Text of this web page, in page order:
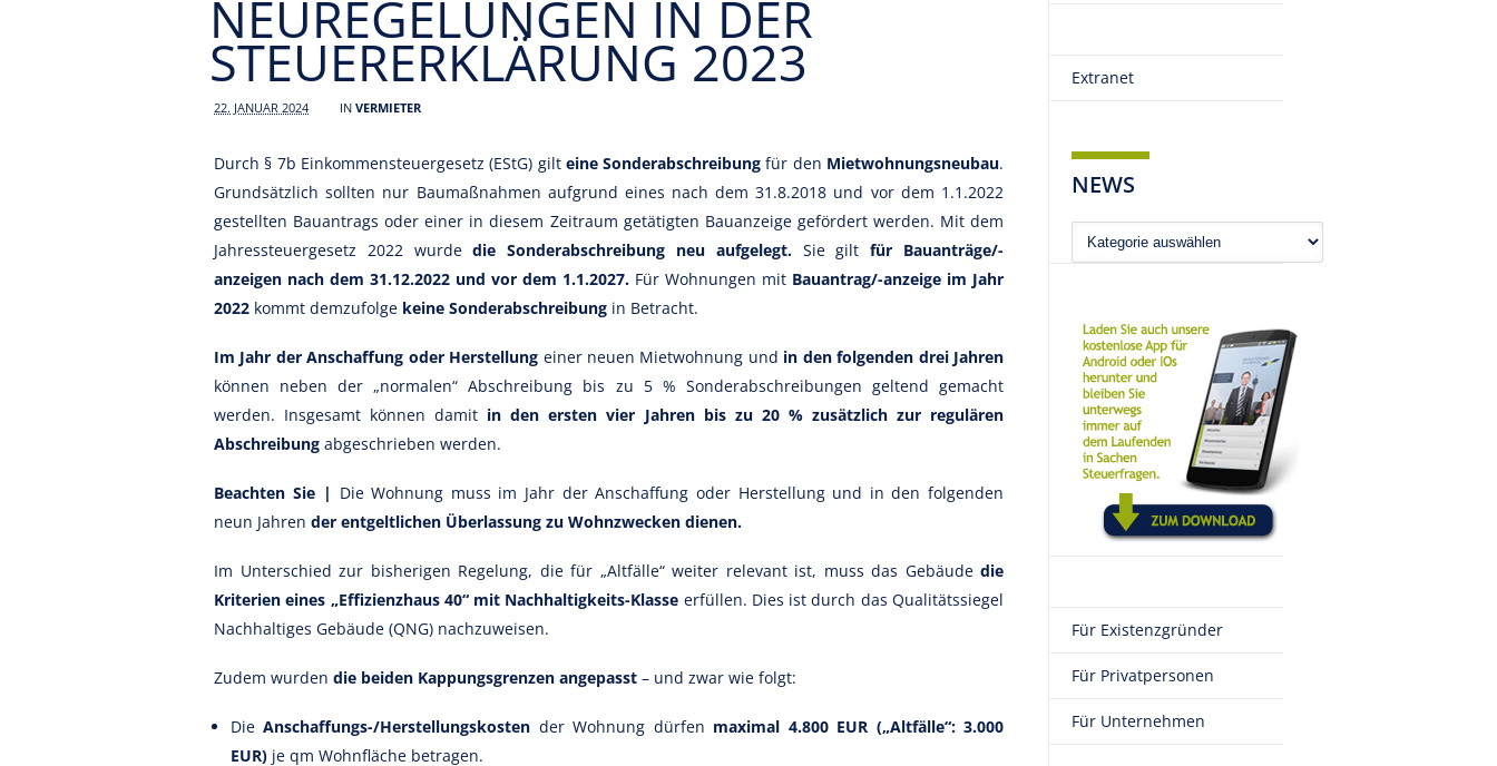
NEUREGELUNGEN IN DER
STEUERERKLÄRUNG 2023
22. JANUAR 2024 IN VERMIETER
Durch § 7b Einkommensteuergesetz (EStG) gilt eine Sonderabschreibung für den Mietwohnungsneubau.
Grundsätzlich sollten nur Baumaßnahmen aufgrund eines nach dem 31.8.2018 und vor dem 1.1.2022
gestellten Bauantrags oder einer in diesem Zeitraum getätigten Bauanzeige gefördert werden. Mit dem
Jahressteuergesetz 2022 wurdedie Sonderabschreibung neu aufgelegt.Sie giltfür Bauanträge/-
anzeigen nach dem 31.12.2022 und vor dem 1.1.2027. Für Wohnungen mit Bauantrag/-anzeige im Jahr
2022 kommt demzufolge keine Sonderabschreibung in Betracht.
Im Jahr der Anschaffung oder Herstellung einer neuen Mietwohnung und in den folgenden drei Jahren
können neben der „normalen“ Abschreibung bis zu 5 % Sonderabschreibungen geltend gemacht
werden. Insgesamt können damit in den ersten vier Jahren bis zu 20 % zusätzlich zur regulären
Abschreibung abgeschrieben werden.
Beachten Sie | Die Wohnung muss im Jahr der Anschaffung oder Herstellung und in den folgenden
neun Jahren der entgeltlichen Überlassung zu Wohnzwecken dienen.
Im Unterschied zur bisherigen Regelung, die für „Altfälle“ weiter relevant ist, muss das Gebäude die
Kriterien eines „Effizienzhaus 40“ mit Nachhaltigkeits-Klasse erfüllen. Dies ist durch das Qualitätssiegel
Nachhaltiges Gebäude (QNG) nachzuweisen.
Zudem wurden die beiden Kappungsgrenzen angepasst – und zwar wie folgt:
DieAnschaffungs-/Herstellungskosten der Wohnung dürfen maximal 4.800 EUR („Altfälle“: 3.000
EUR) je qm Wohnfläche betragen.
Extranet
NEWS
News
Für Existenzgründer
Für Privatpersonen
Für Unternehmen